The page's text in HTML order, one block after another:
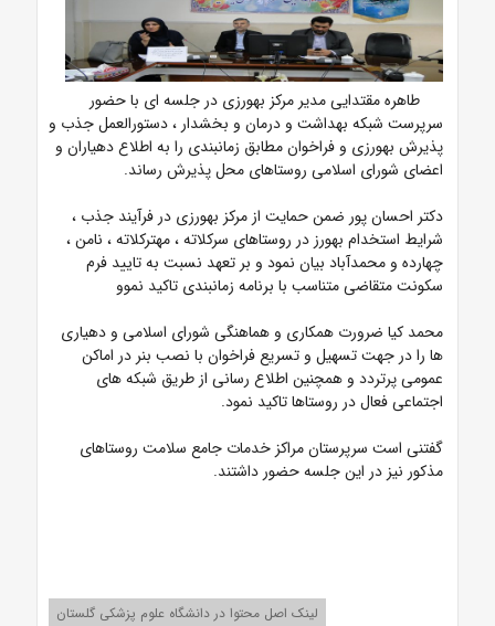
طاهره مقتدایی مدیر مرکز بهورزی در جلسه ای با حضور
سرپرست شبکه بهداشت و درمان و بخشدار ، دستورالعمل جذب و
پذیرش بهورزی و فراخوان مطابق زمانبندی را به اطلاع دهیاران و
اعضای شورای اسلامی روستاهای محل پذیرش رساند.
دکتر احسان پور ضمن حمایت از مرکز بهورزی در فرآیند جذب ،
شرایط استخدام بهورز در روستاهای سرکلاته ، مهترکلاته ، نامن ،
چهارده و محمدآباد بیان نمود و بر تعهد نسبت به تایید فرم
سکونت متقاضی متناسب با برنامه زمانبندی تاکید نموو
محمد کیا ضرورت همکاری و هماهنگی شورای اسلامی و دهیاری
ها را در جهت تسهیل و تسریع فراخوان با نصب بنر در اماکن
عمومی پرتردد و همچنین اطلاع رسانی از طریق شبکه های
اجتماعی فعال در روستاها تاکید نمود.
گفتنی است سرپرستان مراکز خدمات جامع سلامت روستاهای
مذکور نیز در این جلسه حضور داشتند.
لینک اصل محتوا در دانشگاه علوم پزشکی گلستان